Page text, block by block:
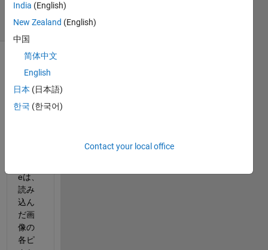
8 Views
(30 days)
comments
eは、
読み
込ん
だ画
像の
各ピ
India (English)
New Zealand (English)
中国
简体中文
English
日本 (日本語)
한국 (한국어)
Contact your local office